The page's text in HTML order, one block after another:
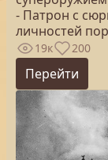
- Патрон с
личностей
19к 200
Перейти